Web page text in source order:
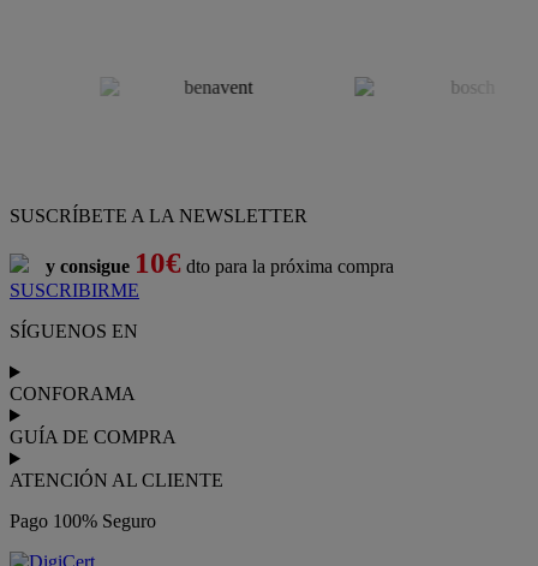
SUSCRÍBETE A LA NEWSLETTER
y consigue 10€ dto para la próxima compra
SUSCRIBIRME
SÍGUENOS EN
CONFORAMA
GUÍA DE COMPRA
ATENCIÓN AL CLIENTE
Pago 100% Seguro